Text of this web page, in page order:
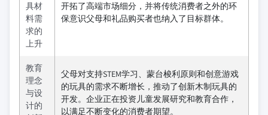
具材
料需
求的
上升
开拓了高端市场细分，并将传统消费者之外的环
保意识父母和礼品购买者也纳入了目标群体。
教育
理念
与设
计的
父母对支持STEM学习、蒙台梭利原则和创意游戏
的玩具的需求不断增长，推动了创新木制玩具的
开发。企业正在投资儿童发展研究和教育合作，
以满足不断变化的消费者期望。